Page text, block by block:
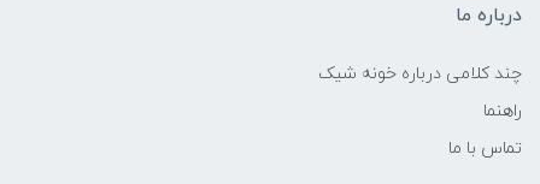
درباره ما
چند کلامی درباره خونه شیک
راهنما
تماس با ما